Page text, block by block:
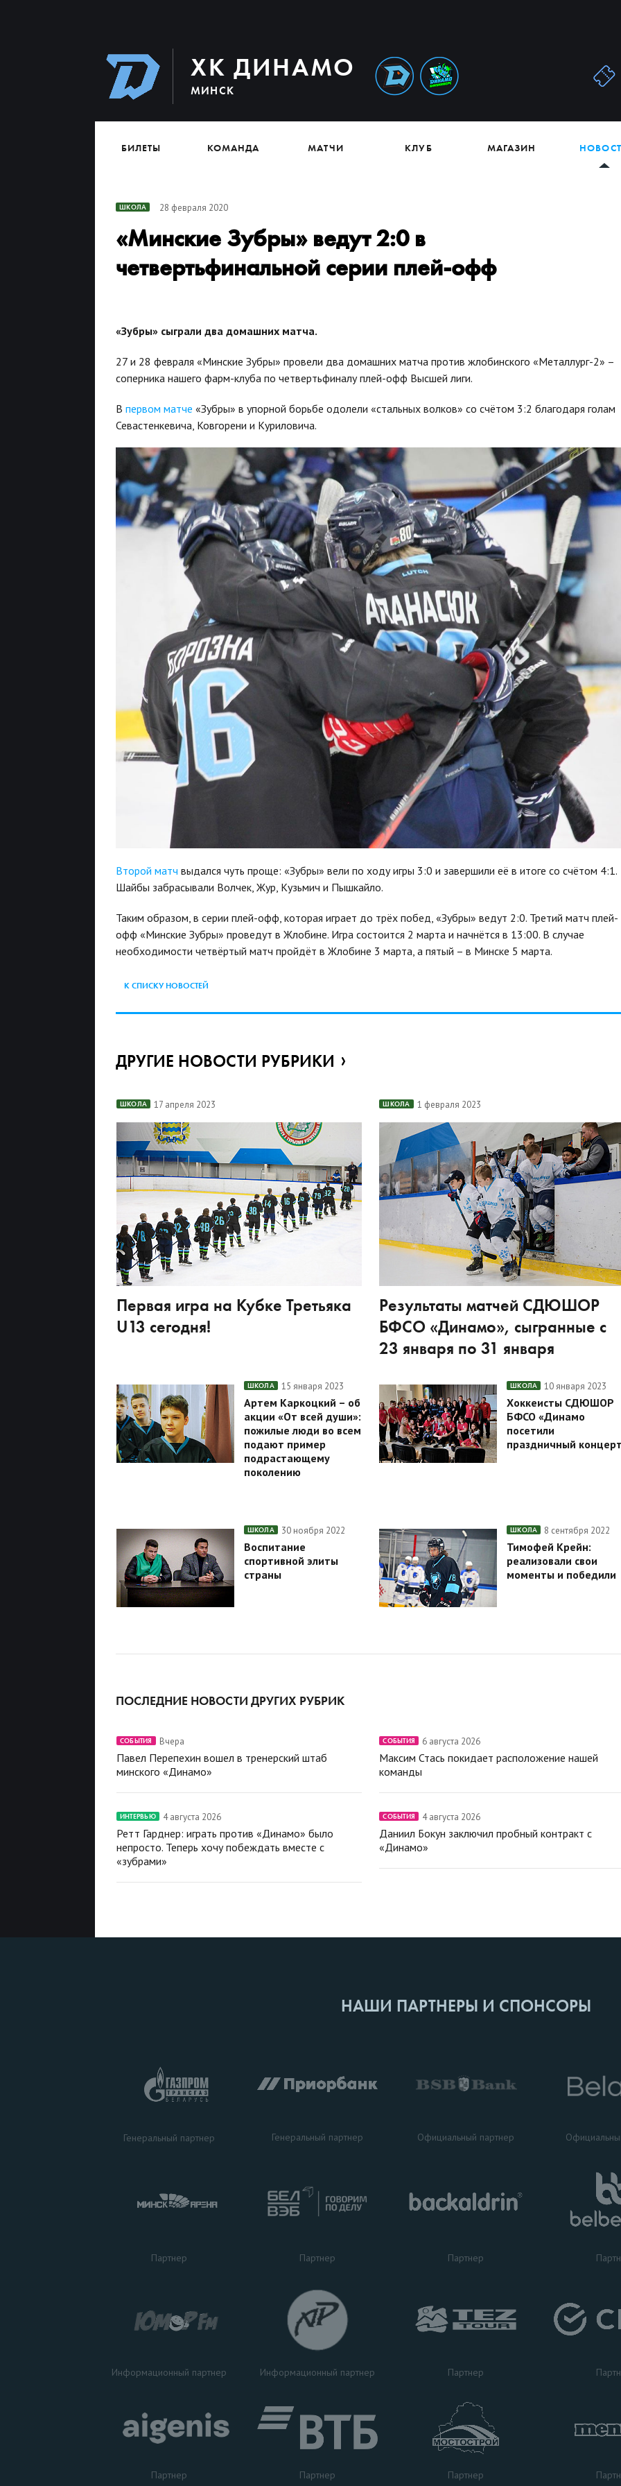
ХК ДИНАМО
МИНСК
БИЛЕТЫ КОМАНДА МАТЧИ КЛУБ МАГАЗИН
ШКОЛА 28 февраля 2020
«Минские Зубры» ведут 2:0 в
четвертьфинальной серии плей-офф
«Зубры» сыграли два домашних матча.
27 и 28 февраля «Минские Зубры» провели два домашних матча против жлобинского «Металлург-2» –
соперника нашего фарм-клуба по четвертьфиналу плей-офф Высшей лиги.
В первом матче «Зубры» в упорной борьбе одолели «стальных волков» со счётом 3:2 благодаря голам
Севастенкевича, Ковгорени и Куриловича.
Второй матч выдался чуть проще: «Зубры» вели по ходу игры 3:0 и завершили её в итоге со счётом 4:1.
Шайбы забрасывали Волчек, Жур, Кузьмич и Пышкайло.
Таким образом, в серии плей-офф, которая играет до трёх побед, «Зубры» ведут 2:0. Третий матч плей-
офф «Минские Зубры» проведут в Жлобине. Игра состоится 2 марта и начнётся в 13:00. В случае
необходимости четвёртый матч пройдёт в Жлобине 3 марта, а пятый – в Минске 5 марта.
К СПИСКУ НОВОСТЕЙ
ДРУГИЕ НОВОСТИ РУБРИКИ
ШКОЛА 17 апреля 2023
Первая игра на Кубке Третьяка
U13 сегодня!
ШКОЛА 1 февраля 2023
Результаты матчей СДЮШОР
БФСО «Динамо», сыгранные с
23 января по 31 января
ШКОЛА 15 января 2023
Артем Каркоцкий – об
акции «От всей души»:
пожилые люди во всем
подают пример
подрастающему
поколению
ШКОЛА 10 января 2023
Хоккеисты СДЮШОР
БФСО «Динамо
посетили
праздничный
ШКОЛА 30 ноября 2022
Воспитание
спортивной элиты
страны
ШКОЛА 8 сентября 2022
Тимофей Крейн:
реализовали свои
моменты и победили
ПОСЛЕДНИЕ НОВОСТИ ДРУГИХ РУБРИК
СОБЫТИЯ Вчера
Павел Перепехин вошел в тренерский штаб
минского «Динамо»
СОБЫТИЯ 6 августа 2026
Максим Стась покидает расположение нашей
команды
ИНТЕРВЬЮ 4 августа 2026
Ретт Гарднер: играть против «Динамо» было
непросто. Теперь хочу побеждать вместе с
«зубрами»
СОБЫТИЯ 4 августа 2026
Даниил Бокун заключил пробный контракт с
«Динамо»
НАШИ ПАРТНЕРЫ И СПОНСОРЫ
Генеральный партнер Генеральный партнер Официальный партнер
Партнер Партнер Партнер
Информационный партнер Информационный партнер Партнер
Партнер Партнер Партнер